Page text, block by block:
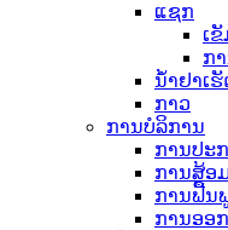
ແຊກ
ເ
ກ
ນ້ຳຢາເ
ກາວ
ການບໍລິການ
ການປະ
ການສ້ອ
ການຟື້ນ
ການອອ